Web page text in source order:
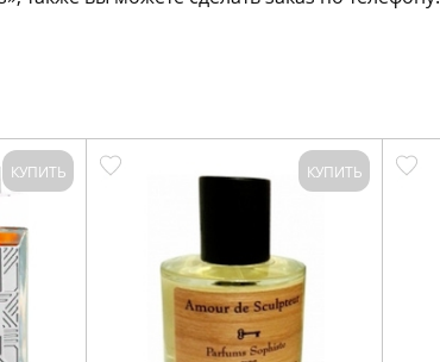
КУПИТЬ КУПИТЬ